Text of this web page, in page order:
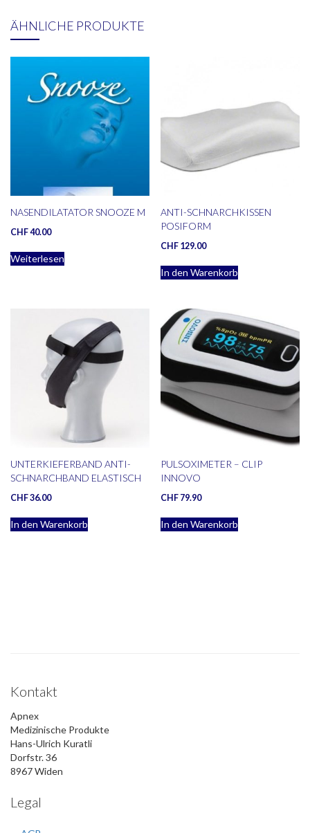
ÄHNLICHE PRODUKTE
NASENDILATATOR SNOOZE M
CHF40.00
Weiterlesen
ANTI-SCHNARCHKISSEN
POSIFORM
CHF 129.00
In den Warenkorb
UNTERKIEFERBAND ANTI-
SCHNARCHBAND ELASTISCH
CHF36.00
In den Warenkorb
PULSOXIMETER – CLIP
INNOVO
CHF 79.90
In den Warenkorb
Kontakt
Apnex
Medizinische Produkte
Hans-Ulrich Kuratli
Dorfstr. 36
8967 Widen
Legal